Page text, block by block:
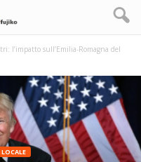
l’impatto sull’Emilia-Romagna del
LOCALE